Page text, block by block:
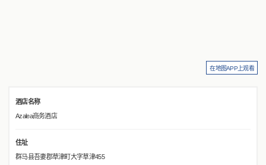
在地图APP上观看
酒店名称
Azalea商务酒店
住址
群马县吾妻郡草津町大字草津455